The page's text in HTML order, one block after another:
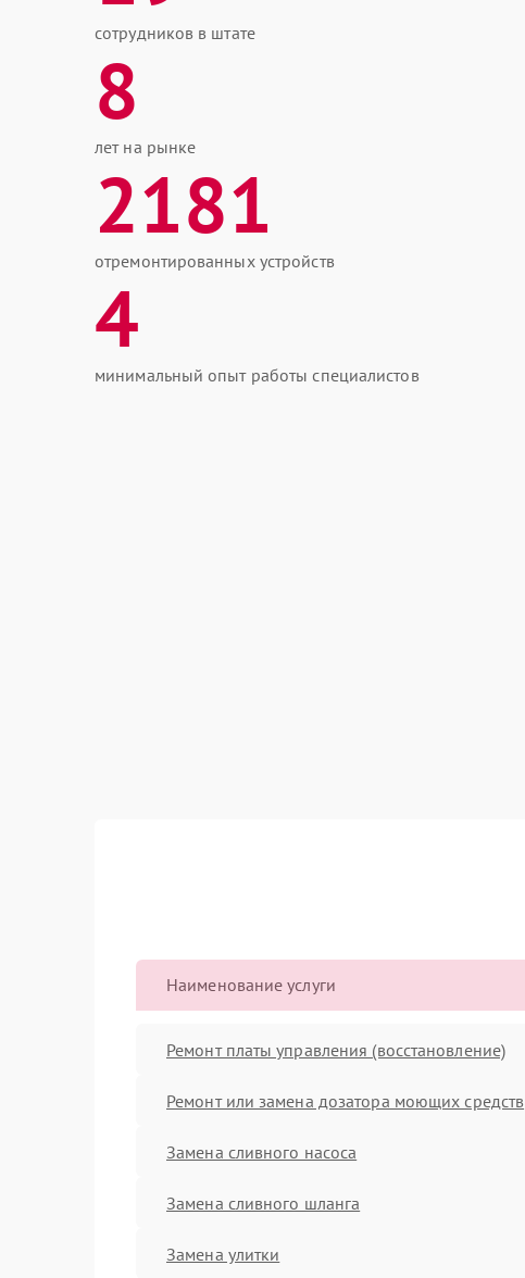
сотрудников в штате
8
лет на рынке
2181
отремонтированных устройств
4
минимальный опыт работы специалистов
Наименование услуги
Ремонт платы управления (восстановление)
Ремонт или замена дозатора моющих средств
Замена сливного насоса
Замена сливного шланга
Замена улитки